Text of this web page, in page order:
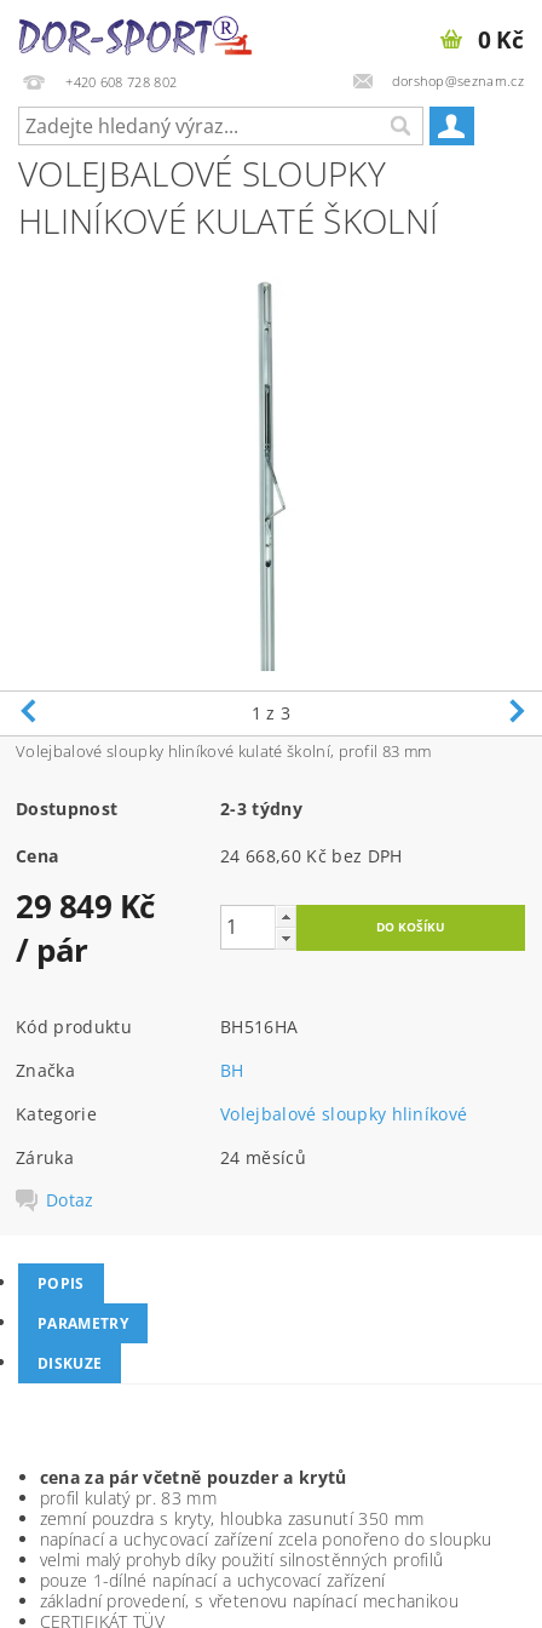
+420 608 728 802 dorshop@seznam.cz
0 Kč
VOLEJBALOVÉ SLOUPKY
HLINÍKOVÉ KULATÉ ŠKOLNÍ
1 z 3
Volejbalové sloupky hliníkové kulaté školní, profil 83 mm
Dostupnost 2-3 týdny
Cena 24 668,60 Kč bez DPH
29 849 Kč
/ pár
Kód produktu
BH516HA
Značka
BH
Kategorie
Volejbalové sloupky hliníkové
Záruka
24 měsíců
Dotaz
POPIS
PARAMETRY
DISKUZE
cena za pár včetně pouzder a krytů
profil kulatý pr. 83 mm
zemní pouzdra s kryty, hloubka zasunutí 350 mm
napínací a uchycovací zařízení zcela ponořeno do sloupku
velmi malý prohyb díky použití silnostěnných profilů
pouze 1-dílné napínací a uchycovací zařízení
základní provedení, s vřetenovu napínací mechanikou
CERTIFIKÁT TÜV